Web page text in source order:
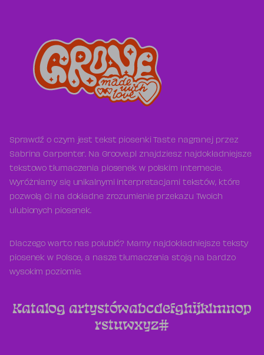
Sprawdź o czym jest tekst piosenki Taste nagranej przez
Sabrina Carpenter. Na Groove.pl znajdziesz najdokładniejsze
tekstowo tłumaczenia piosenek w polskim Internecie.
Wyróżniamy się unikalnymi interpretacjami tekstów, które
pozwolą Ci na dokładne zrozumienie przekazu Twoich
ulubionych piosenek.
Dlaczego warto nas polubić? Mamy najdokładniejsze teksty
piosenek w Polsce, a nasze tłumaczenia stoją na bardzo
wysokim poziomie.
Katalog artystówabcdefghijklmnop
rstuwxyz#